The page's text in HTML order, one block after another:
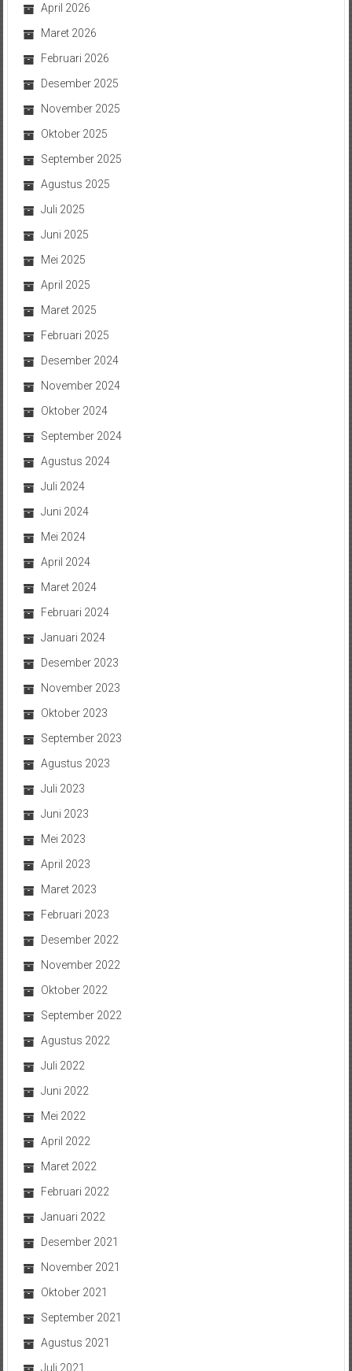
April 2026
Maret 2026
Februari 2026
Desember 2025
November 2025
Oktober 2025
September 2025
Agustus 2025
Juli 2025
Juni 2025
Mei 2025
April 2025
Maret 2025
Februari 2025
Desember 2024
November 2024
Oktober 2024
September 2024
Agustus 2024
Juli 2024
Juni 2024
Mei 2024
April 2024
Maret 2024
Februari 2024
Januari 2024
Desember 2023
November 2023
Oktober 2023
September 2023
Agustus 2023
Juli 2023
Juni 2023
Mei 2023
April 2023
Maret 2023
Februari 2023
Desember 2022
November 2022
Oktober 2022
September 2022
Agustus 2022
Juli 2022
Juni 2022
Mei 2022
April 2022
Maret 2022
Februari 2022
Januari 2022
Desember 2021
November 2021
Oktober 2021
September 2021
Agustus 2021
Juli 2021